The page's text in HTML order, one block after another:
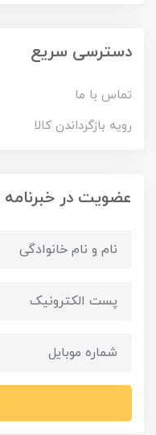
دسترسی سریع
تماس با ما
رویه بازگرداندن کالا
عضویت در خبرنامه